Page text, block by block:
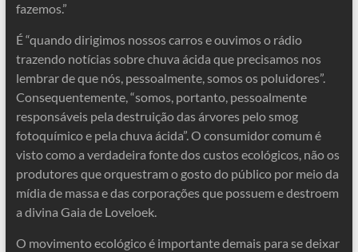
fazemos.”
É “quando dirigimos nossos carros e ouvimos o rádio
trazendo notícias sobre chuva ácida que precisamos nos
lembrar de que nós, pessoalmente, somos os poluidores”.
Consequentemente, “somos, portanto, pessoalmente
responsáveis ​​pela destruição das árvores pelo smog
fotoquímico e pela chuva ácida”. O consumidor comum é
visto como a verdadeira fonte dos custos ecológicos, não os
produtores que orquestram o gosto do público por meio da
mídia de massa e das corporações que possuem e destroem
a divina Gaia de Loveloek.
O movimento ecológico é importante demais para se deixar